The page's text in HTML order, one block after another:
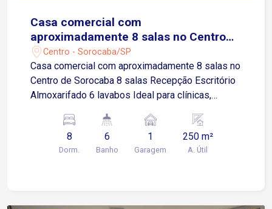
Casa comercial com
aproximadamente 8 salas no Centro
de Sorocaba
Centro - Sorocaba/SP
Casa comercial com aproximadamente 8 salas no
Centro de Sorocaba 8 salas Recepção Escritório
Almoxarifado 6 lavabos Ideal para clínicas,
cursos, espaços administrativos, clínicas de
estética, coworkings e diversos outros
segmentos Sobre a localização Localizada na
8
Dorm.
6
Banho
1
Garagem
250 m²
A. Útil